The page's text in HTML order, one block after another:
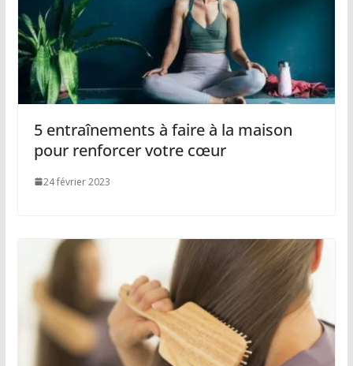
5 entraînements à faire à la maison
pour renforcer votre cœur
24 février 2023